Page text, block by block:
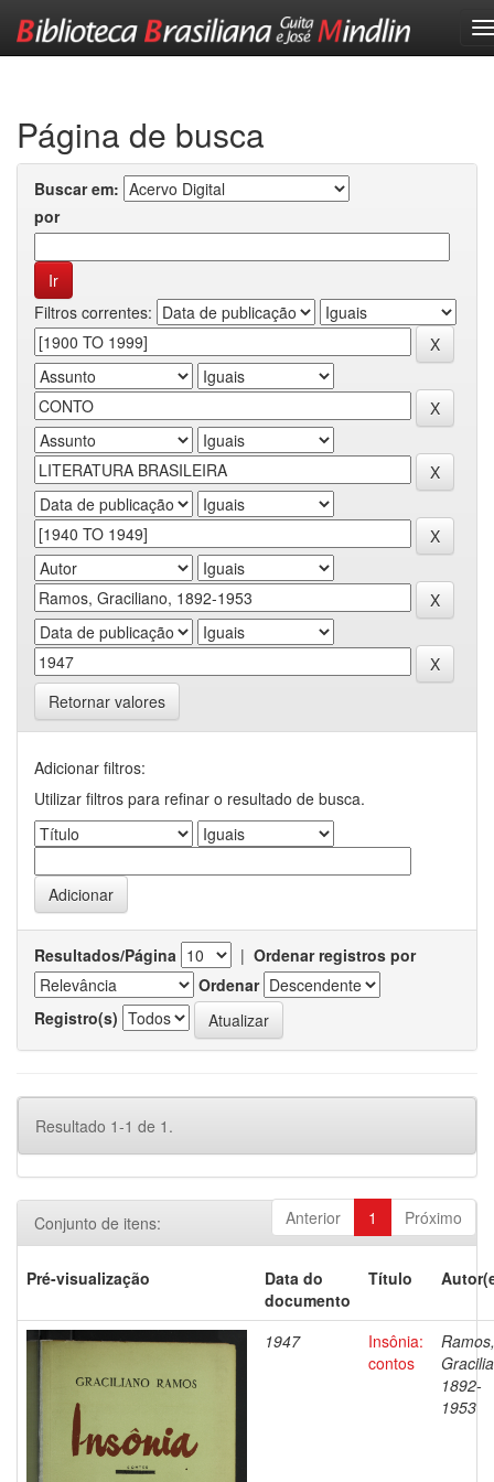
Página de busca
Buscar em:
por
Filtros correntes:
Retornar valores
Adicionar filtros:
Utilizar filtros para refinar o resultado de busca.
Resultados/Página | Ordenar registros por
Ordenar
Registro(s)
Resultado 1-1 de 1.
Anterior 1 Próximo
Conjunto de itens:
Pré-visualização
Data do
documento
Título
1947
Insônia:
contos
Ramos,
1892-
1953